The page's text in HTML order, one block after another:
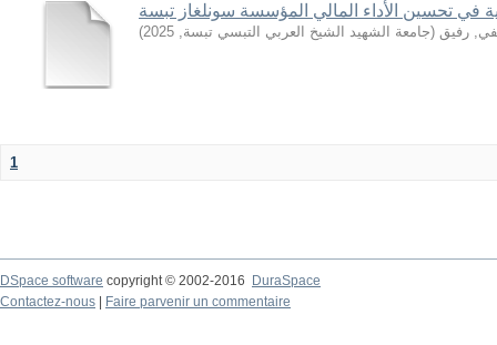
في تحسين الأداء المالي المؤسسة سونلغاز تبسة
رفيق (جامعة الشهيد الشيخ العربي التبسي تبسة,
2025
)
1
DSpace software copyright © 2002-2016
DuraSpace
Contactez-nous
Faire parvenir un commentaire